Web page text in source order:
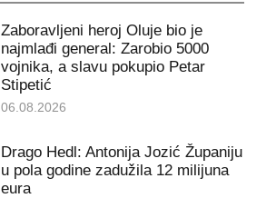
Zaboravljeni heroj Oluje bio je
najmlađi general: Zarobio 5000
vojnika, a slavu pokupio Petar
Stipetić
06.08.2026
Drago Hedl: Antonija Jozić Županiju
u pola godine zadužila 12 milijuna
eura